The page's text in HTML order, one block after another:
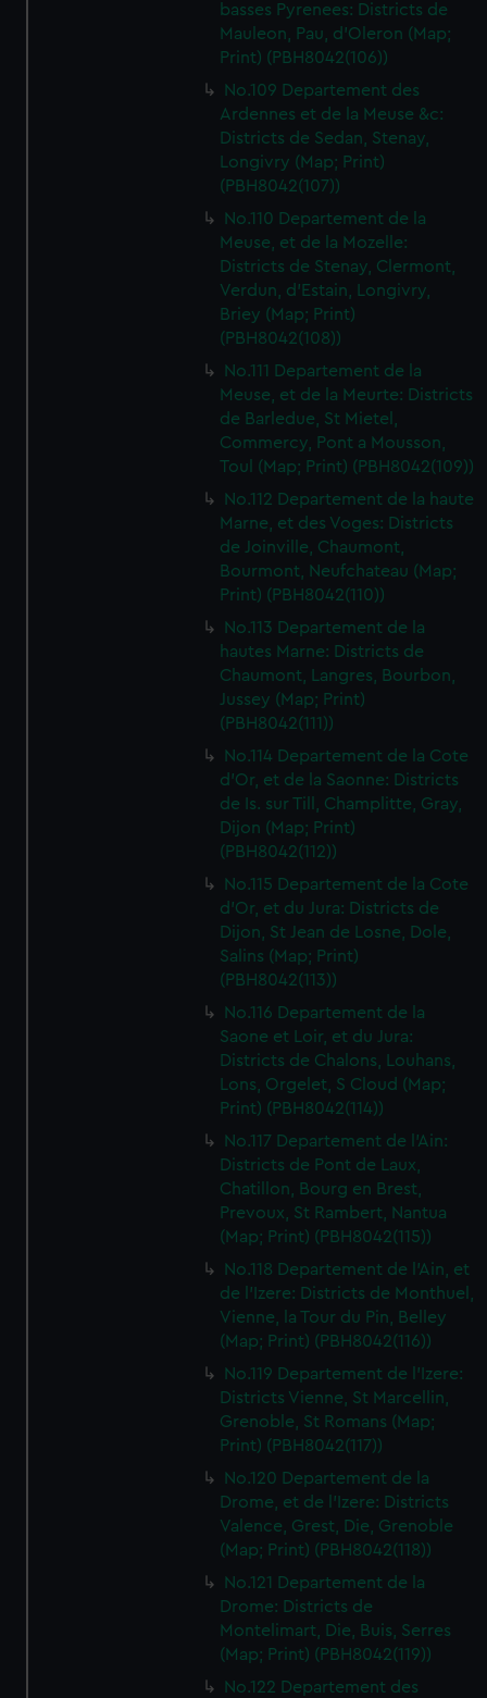
basses Pyrenees: Districts de
Mauleon, Pau, d'Oleron (Map;
Print) (PBH8042(106))
No.109 Departement des
Ardennes et de la Meuse &c:
Districts de Sedan, Stenay,
Longivry (Map; Print)
(PBH8042(107))
No.110 Departement de la
Meuse, et de la Mozelle:
Districts de Stenay, Clermont,
Verdun, d'Estain, Longivry,
Briey (Map; Print)
(PBH8042(108))
No.111 Departement de la
Meuse, et de la Meurte: Districts
de Barledue, St Mietel,
Commercy, Pont a Mousson,
Toul (Map; Print) (PBH8042(109))
No.112 Departement de la haute
Marne, et des Voges: Districts
de Joinville, Chaumont,
Bourmont, Neufchateau (Map;
Print) (PBH8042(110))
No.113 Departement de la
hautes Marne: Districts de
Chaumont, Langres, Bourbon,
Jussey (Map; Print)
(PBH8042(111))
No.114 Departement de la Cote
d'Or, et de la Saonne: Districts
de Is. sur Till, Champlitte, Gray,
Dijon (Map; Print)
(PBH8042(112))
No.115 Departement de la Cote
d'Or, et du Jura: Districts de
Dijon, St Jean de Losne, Dole,
Salins (Map; Print)
(PBH8042(113))
No.116 Departement de la
Saone et Loir, et du Jura:
Districts de Chalons, Louhans,
Lons, Orgelet, S Cloud (Map;
Print) (PBH8042(114))
No.117 Departement de l'Ain:
Districts de Pont de Laux,
Chatillon, Bourg en Brest,
Prevoux, St Rambert, Nantua
(Map; Print) (PBH8042(115))
No.118 Departement de l'Ain, et
de l'Izere: Districts de Monthuel,
Vienne, la Tour du Pin, Belley
(Map; Print) (PBH8042(116))
No.119 Departement de l'Izere:
Districts Vienne, St Marcellin,
Grenoble, St Romans (Map;
Print) (PBH8042(117))
No.120 Departement de la
Drome, et de l'Izere: Districts
Valence, Grest, Die, Grenoble
(Map; Print) (PBH8042(118))
No.121 Departement de la
Drome: Districts de
Montelimart, Die, Buis, Serres
(Map; Print) (PBH8042(119))
No.122 Departement des